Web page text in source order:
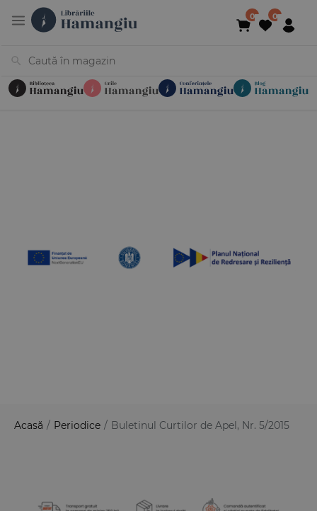
Acasă / Periodice / Buletinul Curtilor de Apel, Nr. 5/2015